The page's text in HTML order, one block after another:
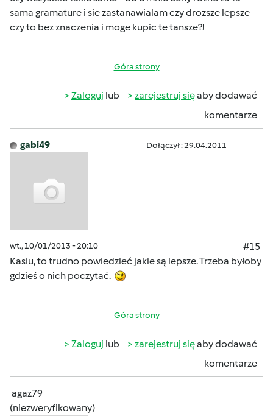
sama gramature i sie zastanawialam czy drozsze lepsze
czy to bez znaczenia i moge kupic te tansze?!
Góra strony
Zaloguj lub zarejestruj sięaby dodawać
komentarze
gabi49 Dołączył : 29.04.2011
wt., 10/01/2013 - 20:10
#15
Kasiu, to trudno powiedzieć jakie są lepsze. Trzeba byłoby
gdzieś o nich poczytać.
Góra strony
Zaloguj lub zarejestruj sięaby dodawać
komentarze
agaz79
(niezweryfikowany)